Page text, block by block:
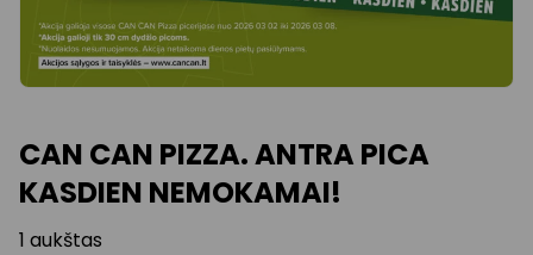
CAN CAN PIZZA. ANTRA PICA
KASDIEN NEMOKAMAI!
1 aukštas